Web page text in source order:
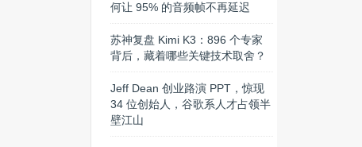
何让 95% 的音频帧不再延迟
苏神复盘 Kimi K3：896 个专家
背后，藏着哪些关键技术取舍？
Jeff Dean 创业路演 PPT，惊现
34 位创始人，谷歌系人才占领半
壁江山